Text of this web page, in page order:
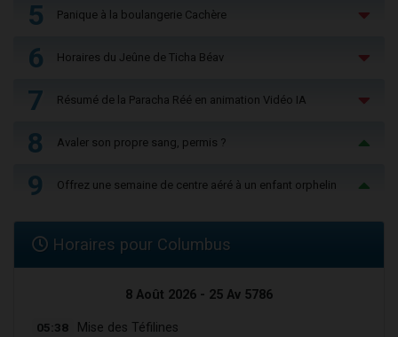
5 Panique à la boulangerie Cachère
6 Horaires du Jeûne de Ticha Béav
7 Résumé de la Paracha Réé en animation Vidéo IA
8 Avaler son propre sang, permis ?
9 Offrez une semaine de centre aéré à un enfant orphelin
Horaires pour Columbus
8 Août 2026 - 25 Av 5786
05:38 Mise des Téfilines